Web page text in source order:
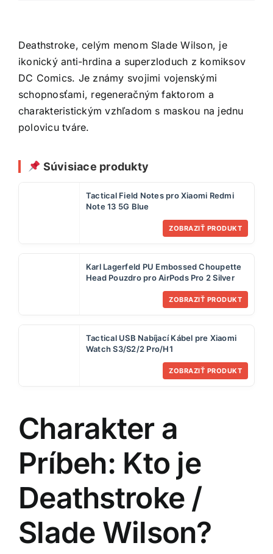
Deathstroke, celým menom Slade Wilson, je
ikonický anti-hrdina a superzloduch z komiksov
DC Comics. Je známy svojimi vojenskými
schopnosťami, regeneračným faktorom a
charakteristickým vzhľadom s maskou na jednu
polovicu tváre.
Súvisiace produkty
Tactical Field Notes pro Xiaomi Redmi
Note 13 5G Blue
ZOBRAZIŤ PRODUKT
Karl Lagerfeld PU Embossed Choupette
Head Pouzdro pro AirPods Pro 2 Silver
ZOBRAZIŤ PRODUKT
Tactical USB Nabíjací Kábel pre Xiaomi
Watch S3/S2/2 Pro/H1
ZOBRAZIŤ PRODUKT
Charakter a
Príbeh: Kto je
Deathstroke /
Slade Wilson?